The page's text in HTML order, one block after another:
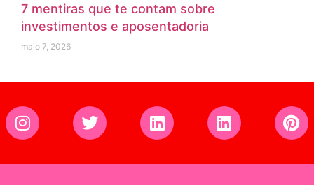
7 mentiras que te contam sobre
investimentos e aposentadoria
maio 7, 2026